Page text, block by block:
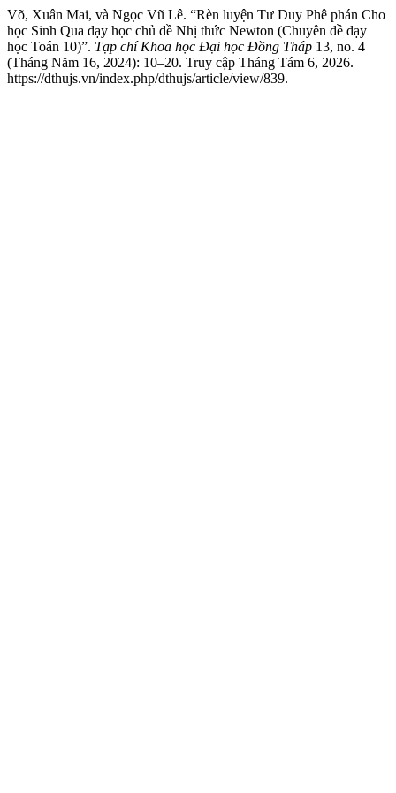
Võ, Xuân Mai, và Ngọc Vũ Lê. “Rèn luyện Tư Duy Phê phán Cho
học Sinh Qua dạy học chủ đề Nhị thức Newton (Chuyên đề dạy
học Toán 10)”. Tạp chí Khoa học Đại học Đồng Tháp 13, no. 4
(Tháng Năm 16, 2024): 10–20. Truy cập Tháng Tám 6, 2026.
https://dthujs.vn/index.php/dthujs/article/view/839.